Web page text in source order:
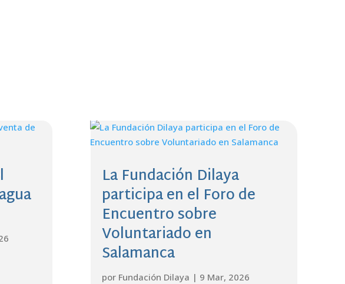
La Fundación Dilaya
participa en el Foro de
Encuentro sobre
Voluntariado en
Salamanca
por Fundación Dilaya | 9 Mar, 2026